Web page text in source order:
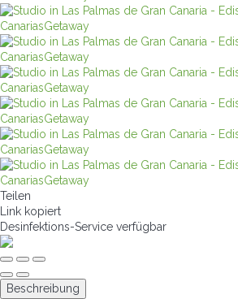
Teilen
Link kopiert
Desinfektions-Service verfügbar
Beschreibung